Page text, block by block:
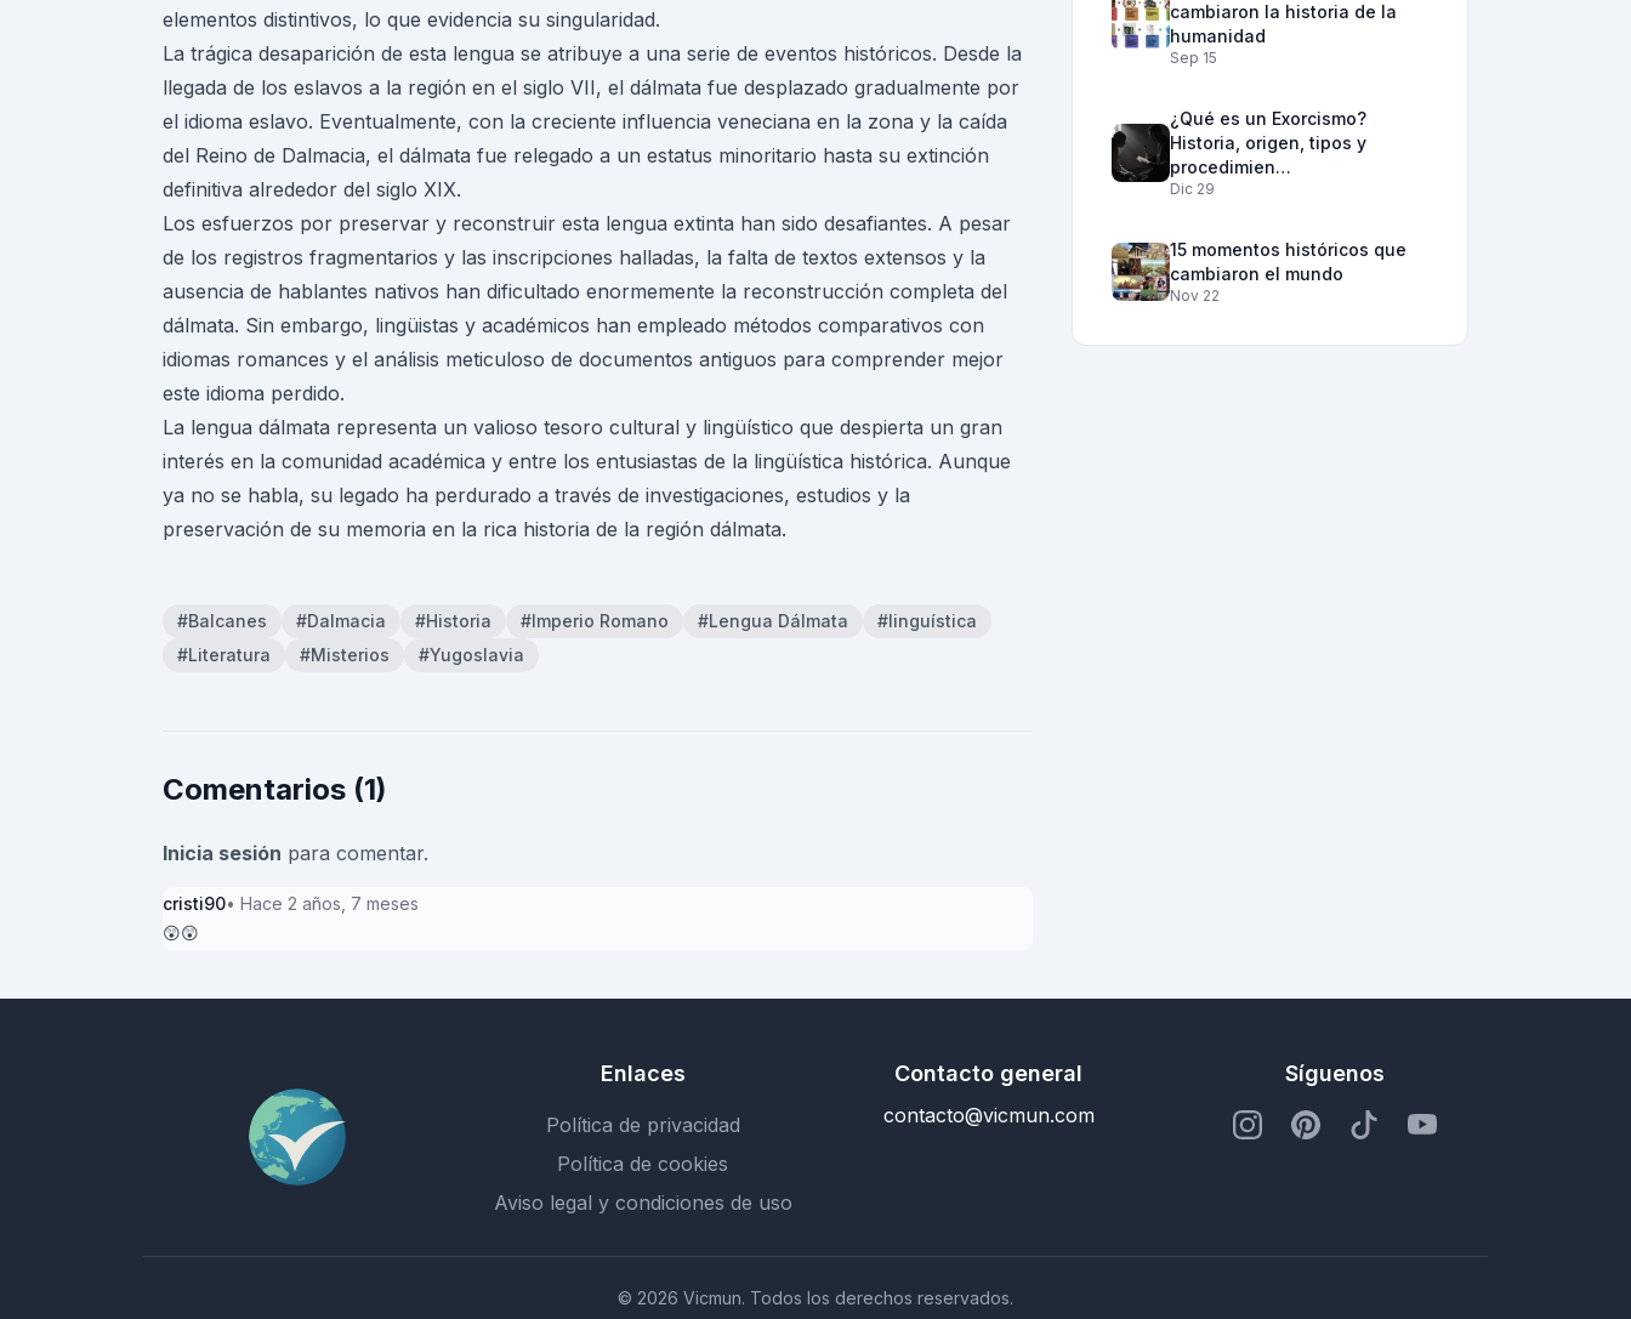
elementos distintivos, lo que evidencia su singularidad.
La trágica desaparición de esta lengua se atribuye a una serie de eventos históricos. Desde la
llegada de los eslavos a la región en el siglo VII, el dálmata fue desplazado gradualmente por
el idioma eslavo. Eventualmente, con la creciente influencia veneciana en la zona y la caída
del Reino de Dalmacia, el dálmata fue relegado a un estatus minoritario hasta su extinción
definitiva alrededor del siglo XIX.
Los esfuerzos por preservar y reconstruir esta lengua extinta han sido desafiantes. A pesar
de los registros fragmentarios y las inscripciones halladas, la falta de textos extensos y la
ausencia de hablantes nativos han dificultado enormemente la reconstrucción completa del
dálmata. Sin embargo, lingüistas y académicos han empleado métodos comparativos con
idiomas romances y el análisis meticuloso de documentos antiguos para comprender mejor
este idioma perdido.
La lengua dálmata representa un valioso tesoro cultural y lingüístico que despierta un gran
interés en la comunidad académica y entre los entusiastas de la lingüística histórica. Aunque
ya no se habla, su legado ha perdurado a través de investigaciones, estudios y la
preservación de su memoria en la rica historia de la región dálmata.
#Balcanes #Dalmacia #Historia #Imperio Romano #Lengua Dálmata
#linguística
#Literatura
#Misterios #Yugoslavia
Comentarios (1)
Inicia sesión para comentar.
cristi90• Hace 2 años, 7 meses
😲😲
cambiaron la historia de la
humanidad
Sep 15
¿Qué es un Exorcismo?
Historia, origen, tipos y
procedimien…
Dic 29
15 momentos históricos que
cambiaron el mundo
Nov 22
Enlaces
Política de privacidad
Política de cookies
Aviso legal y condiciones de uso
Contacto general
contacto@vicmun.com
Síguenos
© 2026 Vicmun. Todos los derechos reservados.